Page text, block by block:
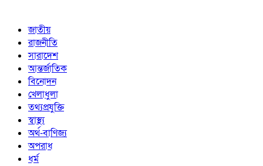
জাতীয়
রাজনীতি
সারাদেশ
আন্তর্জাতিক
বিনোদন
খেলাধুলা
তথ্যপ্রযুক্তি
স্বাস্থ্য
অর্থ-বাণিজ্য
অপরাধ
ধর্ম